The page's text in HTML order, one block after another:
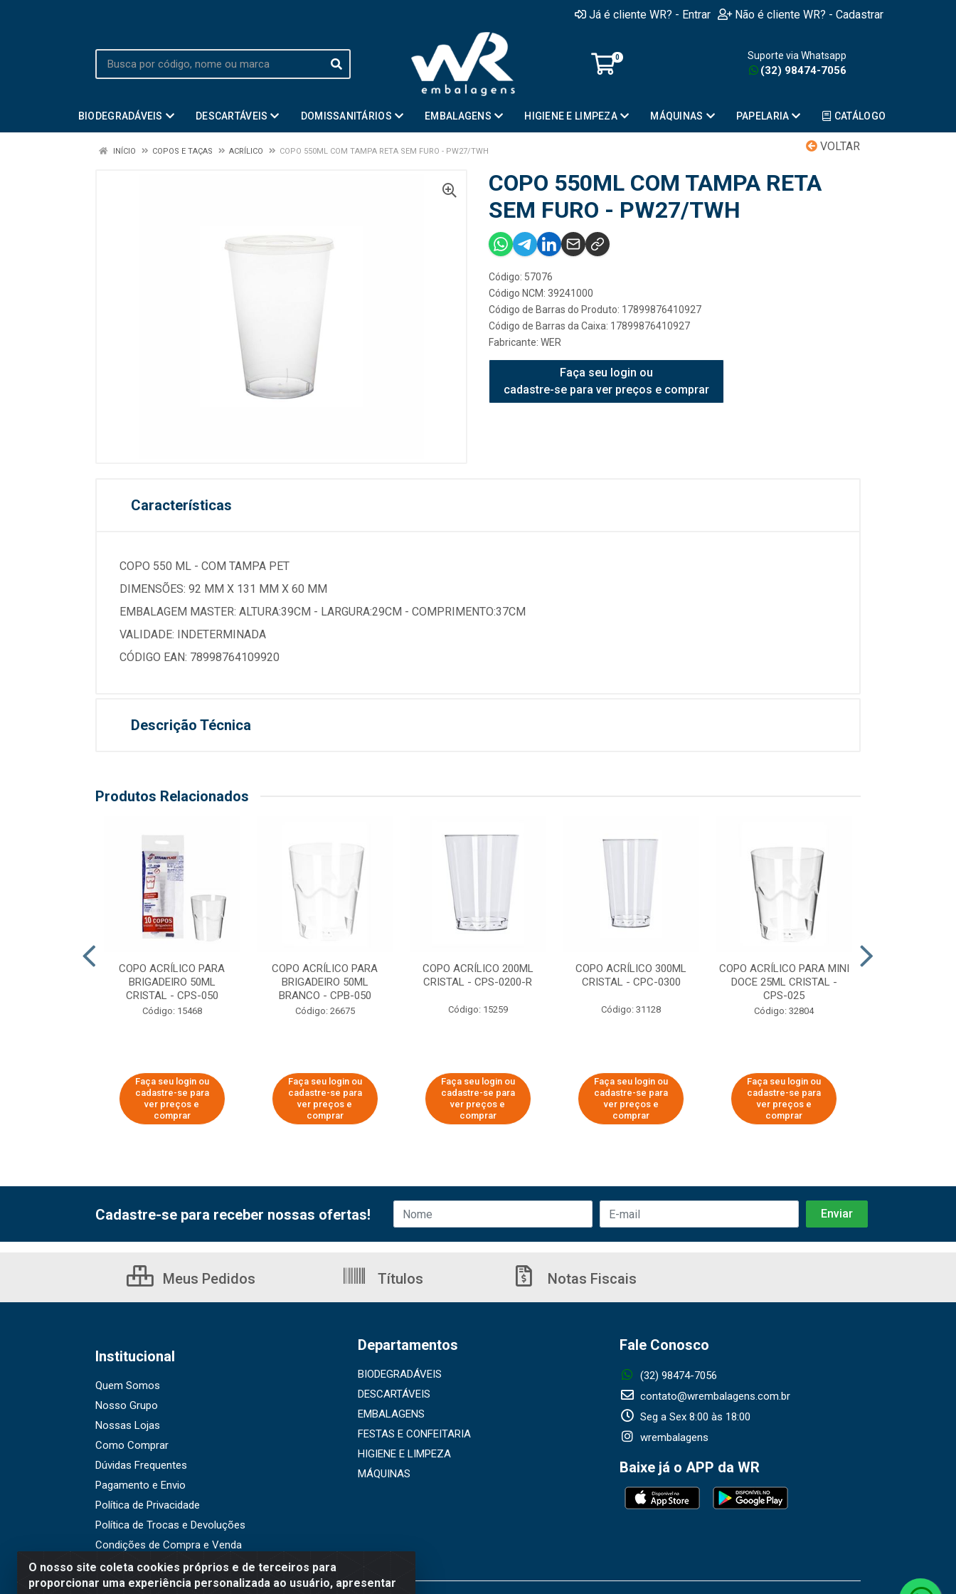
Já é cliente WR? - Entrar Não é cliente WR? - Cadastrar
0 Suporte via Whatsapp
(32) 98474-7056
BIODEGRADÁVEIS DESCARTÁVEIS DOMISSANITÁRIOS EMBALAGENS HIGIENE E LIMPEZA MÁQUINAS PAPELARIA CATÁLOGO
VOLTAR
INÍCIO COPOS E TAÇAS ACRÍLICO COPO 550ML COM TAMPA RETA SEM FURO - PW27/TWH
COPO 550ML COM TAMPA RETA
SEM FURO - PW27/TWH
Código: 57076
Código NCM: 39241000
Código de Barras do Produto: 17899876410927
Código de Barras da Caixa: 17899876410927
Fabricante: WER
Faça seu login ou
cadastre-se para ver preços e comprar
Características
COPO 550 ML - COM TAMPA PET
DIMENSÕES: 92 MM X 131 MM X 60 MM
EMBALAGEM MASTER: ALTURA:39CM - LARGURA:29CM - COMPRIMENTO:37CM
VALIDADE: INDETERMINADA
CÓDIGO EAN: 78998764109920
Descrição Técnica
Produtos Relacionados
COPO ACRÍLICO PARA
BRIGADEIRO 50ML
CRISTAL - CPS-050
Código: 15468
Faça seu login ou
cadastre-se para
ver preços e
comprar
COPO ACRÍLICO PARA
BRIGADEIRO 50ML
BRANCO - CPB-050
Código: 26675
Faça seu login ou
cadastre-se para
ver preços e
comprar
COPO ACRÍLICO 200ML
CRISTAL - CPS-0200-R
Código: 15259
Faça seu login ou
cadastre-se para
ver preços e
comprar
COPO ACRÍLICO 300ML
CRISTAL - CPC-0300
Código: 31128
Faça seu login ou
cadastre-se para
ver preços e
comprar
COPO ACRÍLICO PARA MINI
DOCE 25ML CRISTAL -
CPS-025
Código: 32804
Faça seu login ou
cadastre-se para
ver preços e
comprar
O nosso site coleta cookies próprios e de terceiros para
proporcionar uma experiência personalizada ao usuário, apresentar
Cadastre-se para receber nossas ofertas!
Meus Pedidos Títulos Notas Fiscais
Institucional
Quem Somos
Nosso Grupo
Nossas Lojas
Como Comprar
Dúvidas Frequentes
Pagamento e Envio
Política de Privacidade
Política de Trocas e Devoluções
Condições de Compra e Venda
Departamentos
BIODEGRADÁVEIS
DESCARTÁVEIS
EMBALAGENS
FESTAS E CONFEITARIA
HIGIENE E LIMPEZA
MÁQUINAS
Fale Conosco
(32) 98474-7056
contato@wrembalagens.com.br
Seg a Sex 8:00 às 18:00
wrembalagens
Baixe já o APP da WR